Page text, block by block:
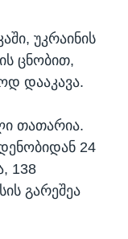
უკრაინის
ცნობით,
დააკავა.
თათარია.
24
138
გარეშეა